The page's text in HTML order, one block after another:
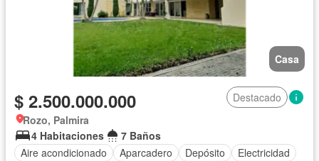
Casa
$ 2.500.000.000
Destacado
Rozo, Palmira
4 Habitaciones
7 Baños
Aire acondicionado
Aparcadero Depósito
Electricidad